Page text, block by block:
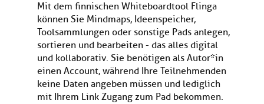
Mit dem finnischen Whiteboardtool Flinga
können Sie Mindmaps, Ideenspeicher,
Toolsammlungen oder sonstige Pads anlegen,
sortieren und bearbeiten - das alles digital
und kollaborativ. Sie benötigen als Autor*in
einen Account, während Ihre Teilnehmenden
keine Daten angeben müssen und lediglich
mit Ihrem Link Zugang zum Pad bekommen.